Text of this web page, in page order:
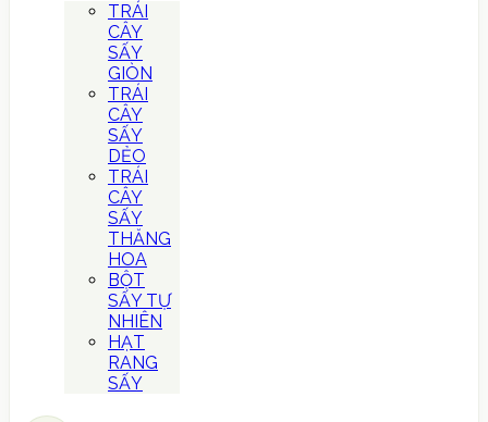
TRÁI
CÂY
SẤY
GIÒN
TRÁI
CÂY
SẤY
DẺO
TRÁI
CÂY
SẤY
THĂNG
HOA
BỘT
SẤY TỰ
NHIÊN
HẠT
RANG
SẤY